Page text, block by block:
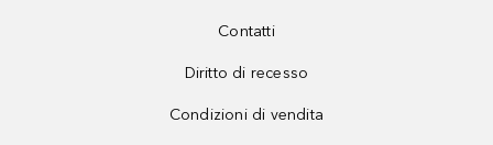
Contatti
Diritto di recesso
Condizioni di vendita